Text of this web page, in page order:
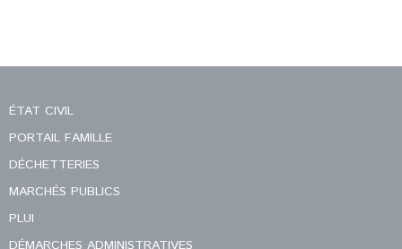
ÉTAT CIVIL
PORTAIL FAMILLE
DÉCHETTERIES
MARCHÉS PUBLICS
PLUI
DÉMARCHES ADMINISTRATIVES